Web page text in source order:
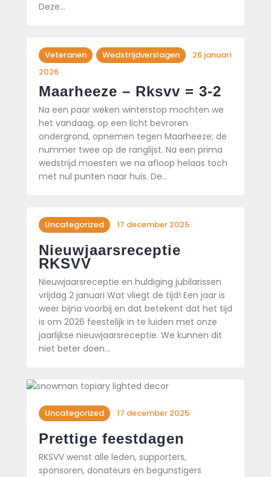
Deze…
Veteranen Wedstrijdverslagen
26 januari
2026
Maarheeze – Rksvv = 3-2
Na een paar weken winterstop mochten we
het vandaag, op een licht bevroren
ondergrond, opnemen tegen Maarheeze; de
nummer twee op de ranglijst. Na een prima
wedstrijd moesten we na afloop helaas toch
met nul punten naar huis. De…
Uncategorized 17 december 2025
Nieuwjaarsreceptie
RKSVV
Nieuwjaarsreceptie en huldiging jubilarissen
vrijdag 2 januari Wat vliegt de tijd! Een jaar is
weer bijna voorbij en dat betekent dat het tijd
is om 2026 feestelijk in te luiden met onze
jaarlijkse nieuwjaarsreceptie. We kunnen dit
niet beter doen…
Uncategorized 17 december 2025
Prettige feestdagen
RKSVV wenst alle leden, supporters,
sponsoren, donateurs en begunstigers